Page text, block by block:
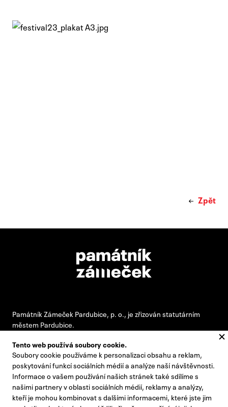
Zpět
Památník Zámeček Pardubice, p. o., je zřizován statutárním
městem Pardubice.
#pamatnikzamecek
zamecek@zamecek-memorial.cz
+420 732 895 221
Tento web používá soubory cookie.
Soubory cookie používáme k personalizaci obsahu a reklam,
poskytování funkcí sociálních médií a analýze naší návštěvnosti.
Informace o vašem používání našich stránek také sdílíme s
našimi partnery v oblasti sociálních médií, reklamy a analýzy,
kteří je mohou kombinovat s dalšími informacemi, které jste jim